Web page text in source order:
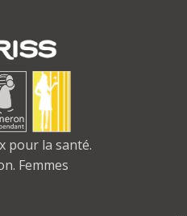
pour la santé.
Femmes